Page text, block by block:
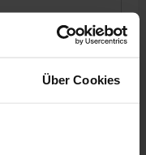
Über Cookies